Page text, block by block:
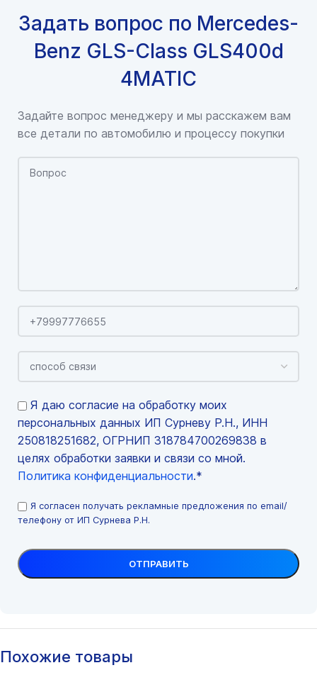
Задать вопрос по Mercedes-
Benz GLS-Class GLS400d
4MATIC
Задайте вопрос менеджеру и мы расскажем вам
все детали по автомобилю и процессу покупки
Я даю согласие на обработку моих
персональных данных ИП Сурневу Р.Н., ИНН
250818251682, ОГРНИП 318784700269838 в
целях обработки заявки и связи со мной.
Политика конфиденциальности.*
Я согласен получать рекламные предложения по email/
телефону от ИП Сурнева Р.Н.
Похожие товары